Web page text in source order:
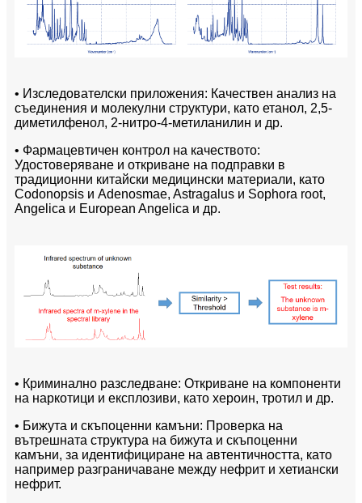
• Изследователски приложения: Качествен анализ на
съединения и молекулни структури, като етанол, 2,5-
диметилфенол, 2-нитро-4-метиланилин и др.
• Фармацевтичен контрол на качеството:
Удостоверяване и откриване на подправки в
традиционни китайски медицински материали, като
Codonopsis и Adenosmae, Astragalus и Sophora root,
Angelica и European Angelica и др.
• Криминално разследване: Откриване на компоненти
на наркотици и експлозиви, като хероин, тротил и др.
• Бижута и скъпоценни камъни: Проверка на
вътрешната структура на бижута и скъпоценни
камъни, за идентифициране на автентичността, като
например разграничаване между нефрит и хетиански
нефрит.